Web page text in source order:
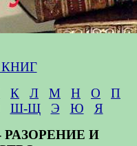
К Л М Н О
П
Ш-Щ Э Ю
Я
РАЗОРЕНИЕ И